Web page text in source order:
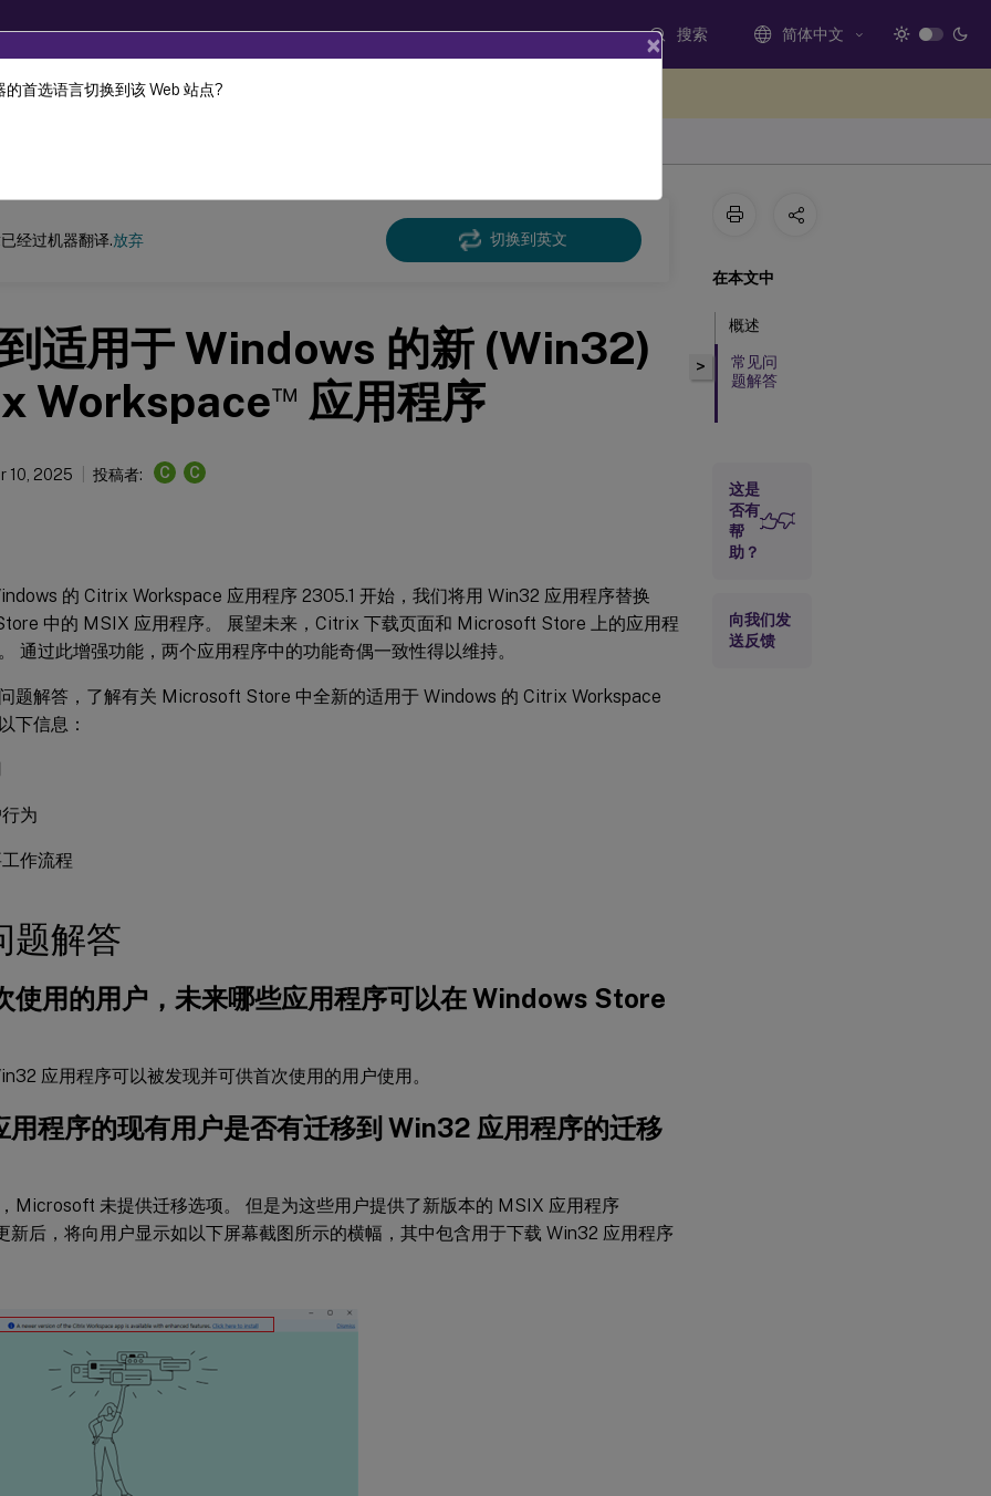
搜索 简体中文
动态翻译。
经过机器翻译.放弃 切换到英文
适用于 Windows 的新 (Win32)
Workspace™ 应用程序
10, 2025 投稿者: C C
的 Citrix Workspace 应用程序 2305.1 开始，我们将用 Win32 应用程序替换
中的 MSIX 应用程序。 展望未来，Citrix 下载页面和 Microsoft Store 上的应用程
通过此增强功能，两个应用程序中的功能奇偶一致性得以维持。
题解答，了解有关 Microsoft Store 中全新的适用于 Windows 的 Citrix Workspace
下信息：
为
作流程
题解答
使用的用户，未来哪些应用程序可以在 Windows Store
应用程序可以被发现并可供首次使用的用户使用。
用程序的现有用户是否有迁移到 Win32 应用程序的迁移
Microsoft 未提供迁移选项。 但是为这些用户提供了新版本的 MSIX 应用程序
新后，将向用户显示如以下屏幕截图所示的横幅，其中包含用于下载 Win32 应用程序
>
在本文中
概述
常见问
题解答
这是
否有
帮
助？
向我们发
送反馈
×
首选语言切换到该 Web 站点?